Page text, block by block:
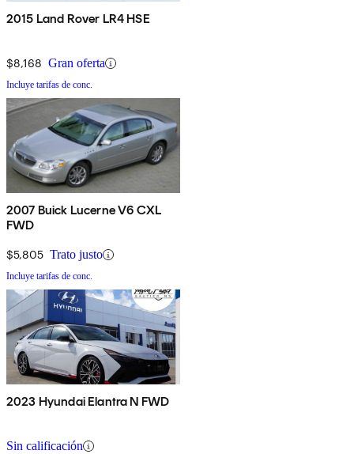
2015 Land Rover LR4 HSE
$8,168 Gran oferta
Incluye tarifas de conc.
2007 Buick Lucerne V6 CXL
FWD
$5,805 Trato justo
Incluye tarifas de conc.
2023 Hyundai Elantra N FWD
Sin calificación